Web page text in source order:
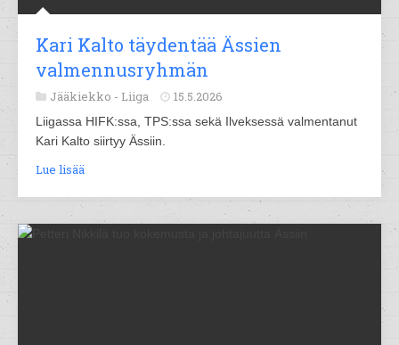
Kari Kalto täydentää Ässien
valmennusryhmän
Jääkiekko - Liiga 15.5.2026
Liigassa HIFK:ssa, TPS:ssa sekä Ilveksessä valmentanut
Kari Kalto siirtyy Ässiin.
Lue lisää